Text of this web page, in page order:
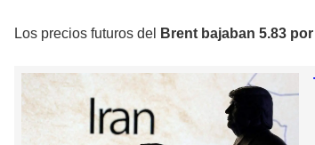
Los precios futuros del Brent bajaban 5.83